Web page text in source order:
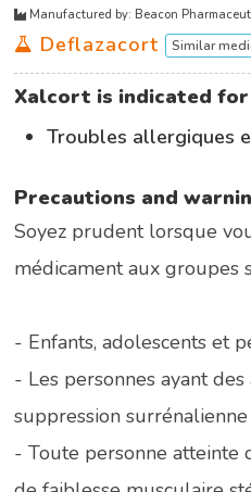
Manufactured by: Beacon
Deflazacort Similar
Xalcort is indicated for
Troubles allergiques
Precautions and
Soyez prudent lorsque
médicament aux groupes
- Enfants, adolescents et
- Les personnes ayant
suppression
- Toute personne atteinte